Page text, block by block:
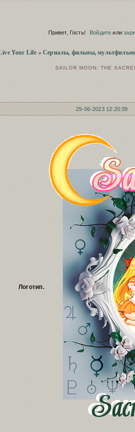
Привет, Гость! Войдите или
Your Life »Сериалы, фильмы,
SAILOR MOON: THE
29-06-2023 12:20:39
Логотип.